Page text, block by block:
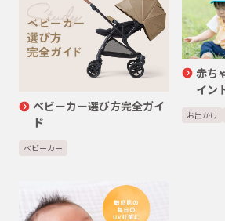
ベビーカー選び方完全ガイ
ド
ベビーカー
赤ち
イン
お出かけ